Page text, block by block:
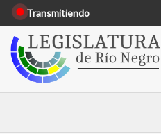
Transmitiendo